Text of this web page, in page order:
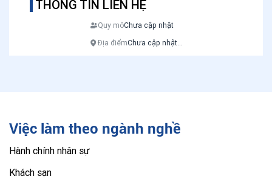
THÔNG TIN LIÊN HỆ
Quy môChưa cập nhật
Địa điểmChưa cập nhật...
Việc làm theo ngành nghề
Hành chính nhân sự
Khách sạn